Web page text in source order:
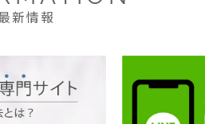
新情報